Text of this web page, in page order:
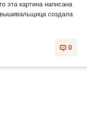
эта картина написана
создала
0